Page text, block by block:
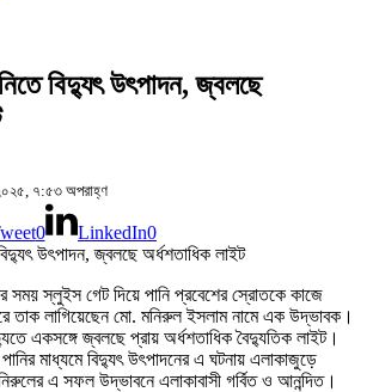
বিদ্যুৎ উৎপাদন, জ্বলছে
৭:৫৩ অপরাহ্ণ
0 LinkedIn0
সময় স্লুইস গেট দিয়ে পানি প্রবেশের স্রোতকে কাজে
তাক লাগিয়েছেন মো. মনিরুল ইসলাম নামে এক উদ্ভাবক।
একসঙ্গে জ্বলছে প্রায় অর্ধশতাধিক বৈদ্যুতিক লাইট।
পানির মাধ্যমে বিদ্যুৎ উৎপাদনের এ ঘটনায় এলাকাজুড়ে
এ সফল উদ্ভাবনে এলাকাবাসী গর্বিত ও আনন্দিত।